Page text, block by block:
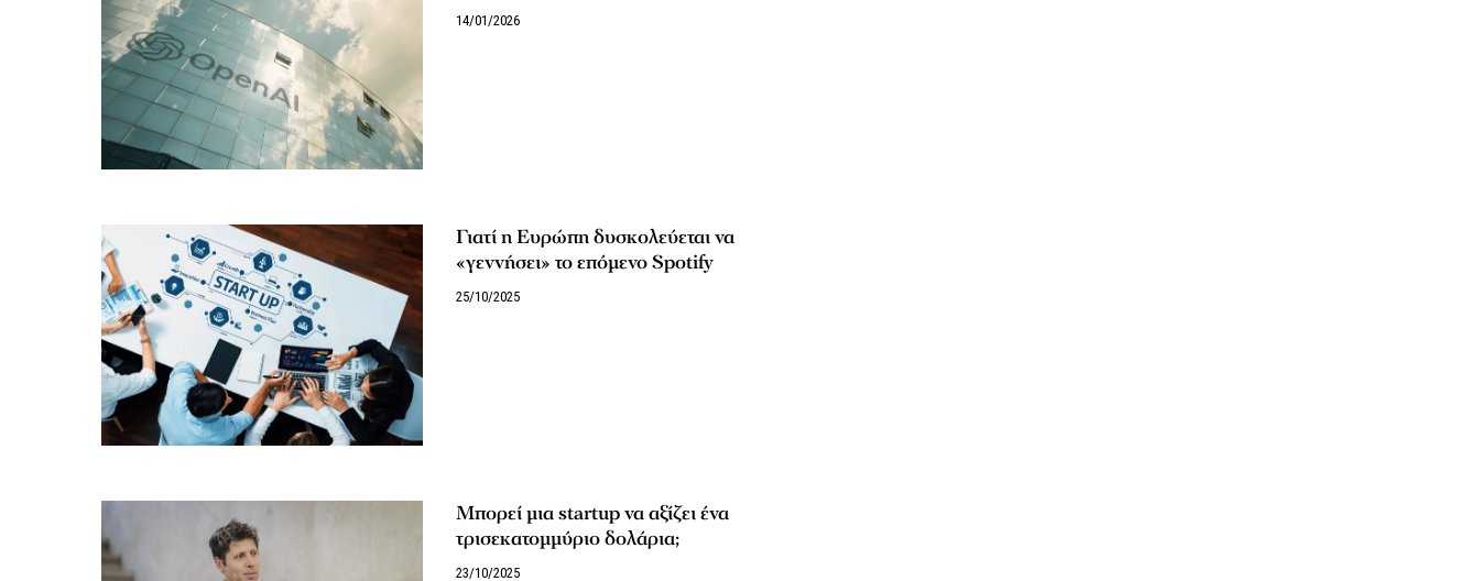
14/01/2026
Γιατί η Ευρώπη δυσκολεύεται να
«γεννήσει» το επόμενο Spotify
25/10/2025
Μπορεί μια startup να αξίζει ένα
τρισεκατομμύριο δολάρια;
23/10/2025